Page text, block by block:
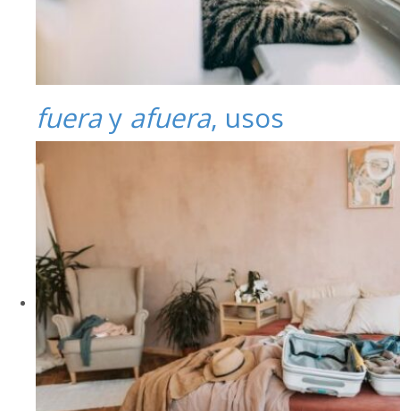
fueray afuera, usos